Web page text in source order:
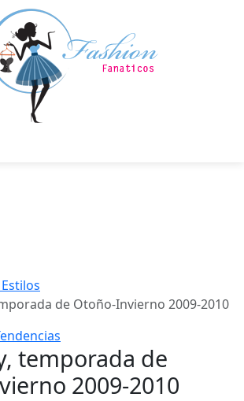
de Otoño-Invierno 2009-2010
temporada de
2009-2010